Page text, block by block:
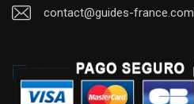
contact@guides-france.com